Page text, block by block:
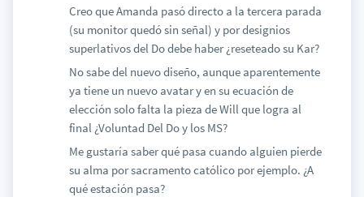
Creo que Amanda pasó directo a la tercera parada
(su monitor quedó sin señal) y por designios
superlativos del Do debe haber ¿reseteado su Kar?
No sabe del nuevo diseño, aunque aparentemente
ya tiene un nuevo avatar y en su ecuación de
elección solo falta la pieza de Will que logra al
final ¿Voluntad Del Do y los MS?
Me gustaría saber qué pasa cuando alguien pierde
su alma por sacramento católico por ejemplo. ¿A
qué estación pasa?